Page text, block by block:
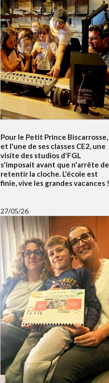
Pour le Petit Prince Biscarrosse,
et l'une de ses classes CE2, une
visite des studios d'FGL
s'imposait avant que n'arrête de
retentir la cloche. L'école est
finie, vive les grandes vacances !
27/05/26